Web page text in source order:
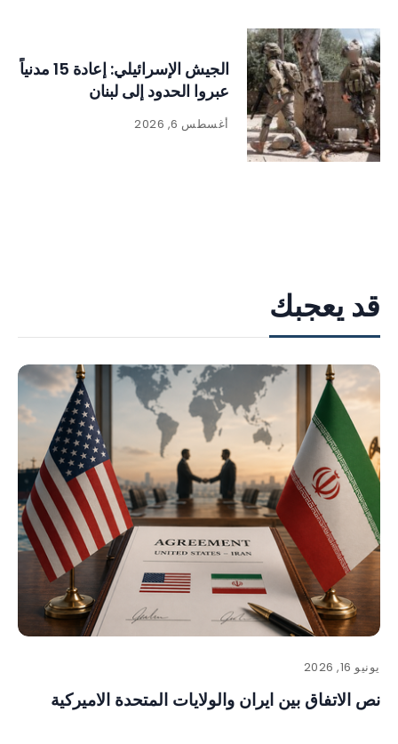
الجيش الإسرائيلي: إعادة 15 مدنياً
عبروا الحدود إلى لبنان
أغسطس 6, 2026
قد يعجبك
يونيو 16, 2026
نص الاتفاق بين ايران والولايات المتحدة الاميركية